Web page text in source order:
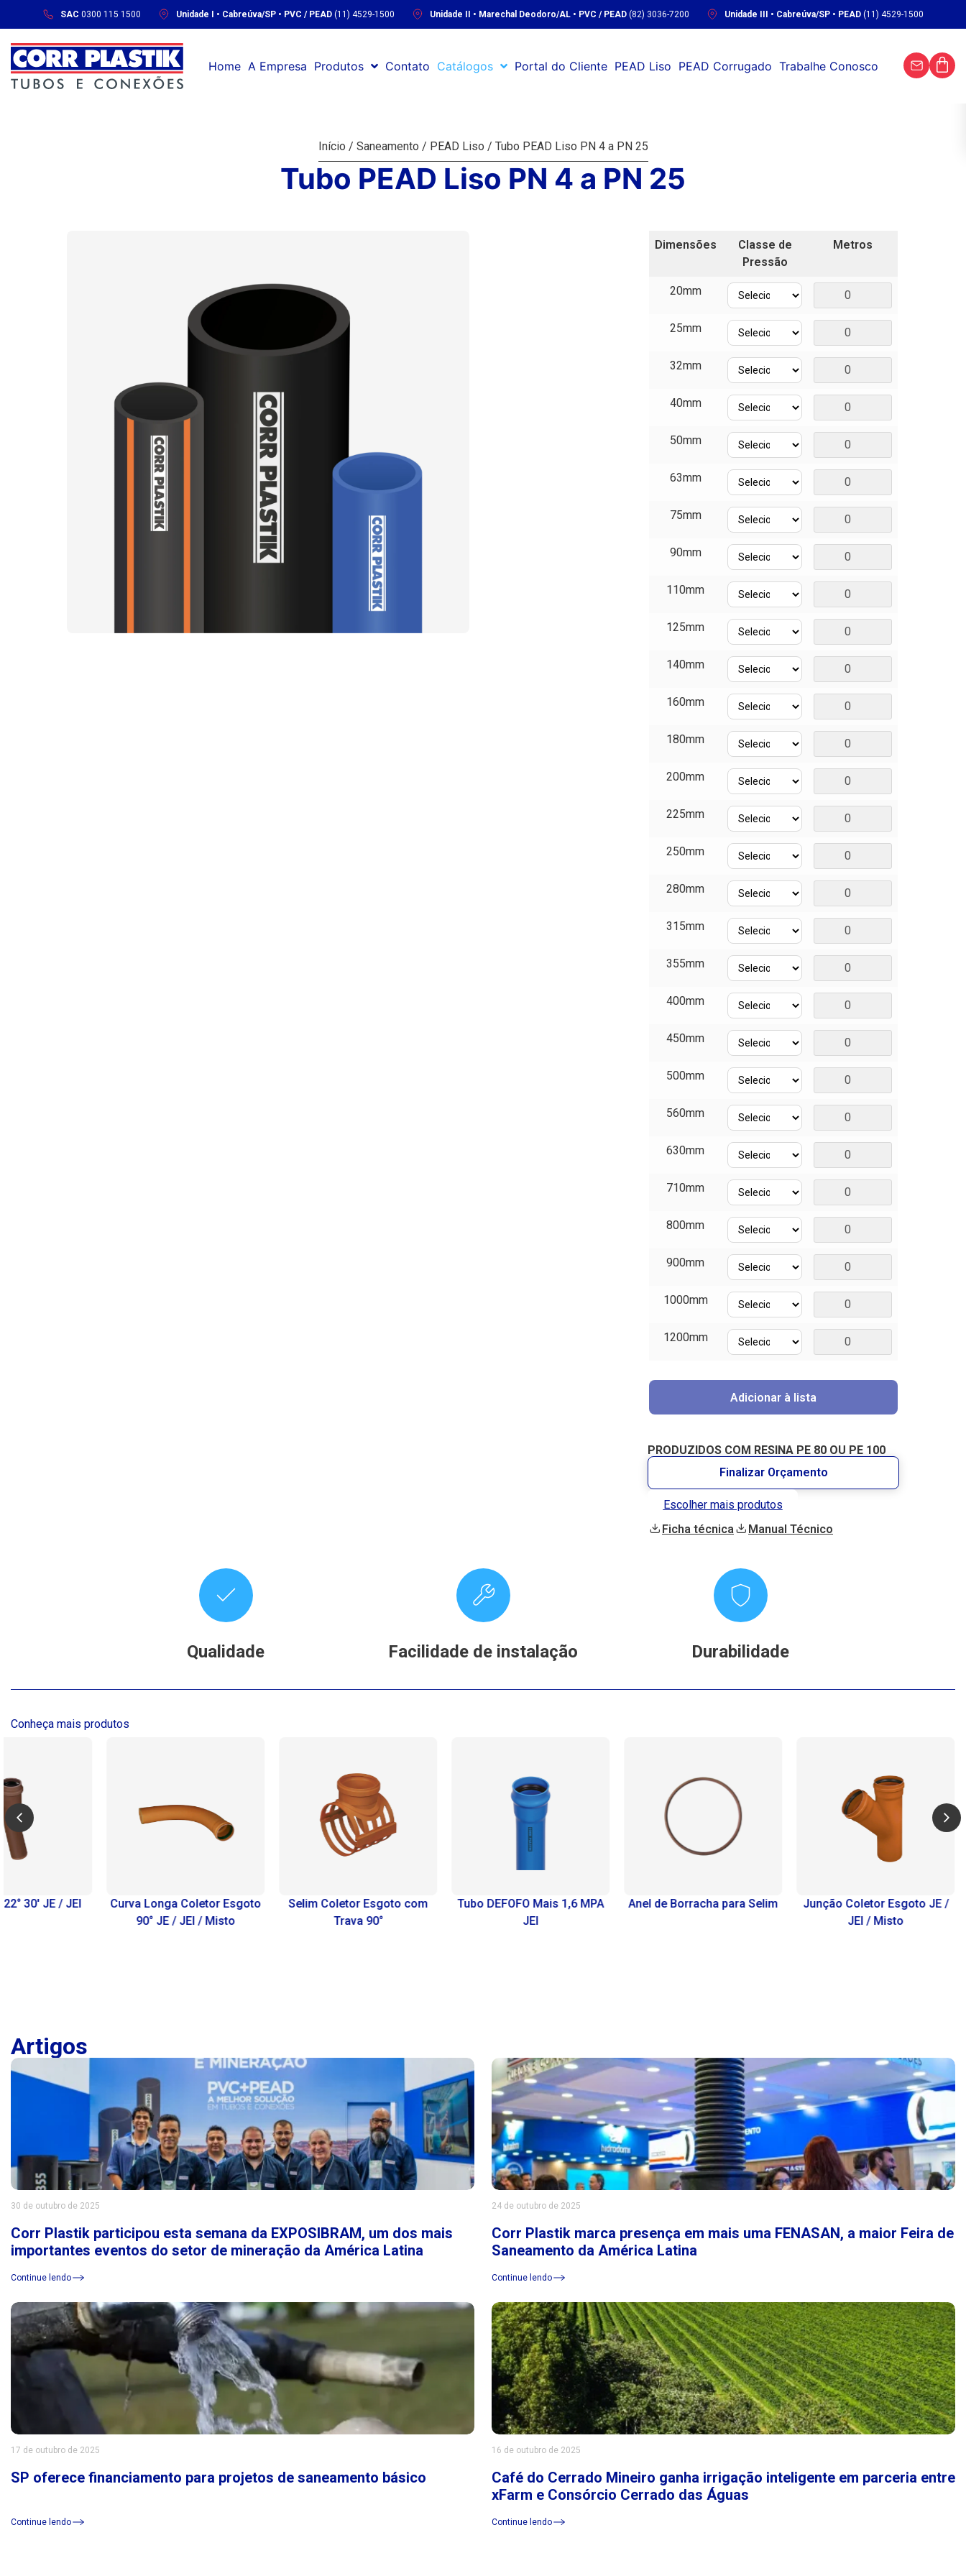
SAC 0300 115 1500 Unidade I • Cabreúva/SP • PVC / PEAD (11) 4529-1500 Unidade II • Marechal Deodoro/AL • PVC / PEAD (82) 3036-7200 Unidade III • Cabreúva/SP • PEAD (11) 4529-1500
Home A Empresa Produtos Contato Catálogos Portal do Cliente PEAD Liso PEAD Corrugado Trabalhe Conosco
Início / Saneamento / PEAD Liso / Tubo PEAD Liso PN 4 a PN 25
Tubo PEAD Liso PN 4 a PN 25
Dimensões
Classe de
Pressão
Metros
20mm
25mm
32mm
40mm
50mm
63mm
75mm
90mm
110mm
125mm
140mm
160mm
180mm
200mm
225mm
250mm
280mm
315mm
355mm
400mm
450mm
500mm
560mm
630mm
710mm
800mm
900mm
1000mm
1200mm
Adicionar à lista
PRODUZIDOS COM RESINA PE 80 OU PE 100
Finalizar Orçamento
Escolher mais produtos
Ficha técnica
Manual Técnico
Qualidade Facilidade de instalação Durabilidade
Conheça mais produtos
Curva Longa Coletor Esgoto
90° JE / JEI / Misto
Selim Coletor Esgoto com
Tubo DEFOFO Mais 1,6 MPA
Anel de Borracha para Selim
Junção Coletor Esgoto JE /
Curva PBA 22°
Artigos
30 de outubro de 2025
Corr Plastik participou esta semana da EXPOSIBRAM, um dos mais
importantes eventos do setor de mineração da América Latina
Continue lendo
24 de outubro de 2025
Corr Plastik marca presença em mais uma FENASAN, a maior Feira de
Saneamento da América Latina
Continue lendo
17 de outubro de 2025
SP oferece financiamento para projetos de saneamento básico
Continue lendo
16 de outubro de 2025
Café do Cerrado Mineiro ganha irrigação inteligente em parceria entre
xFarm e Consórcio Cerrado das Águas
Continue lendo